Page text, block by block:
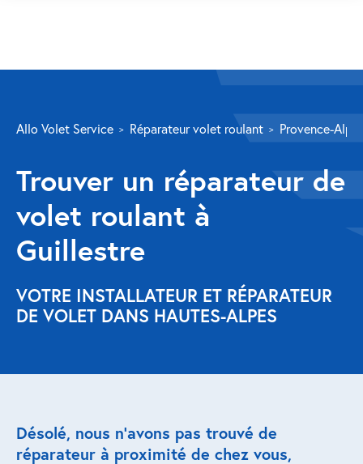
Volet roulant
Réparation
Volet roulant Velux
Au-delà de la fenêtre
Réparation store banne
Réparation portail
Modernisation et domotique
Allo Volet Service Réparateur volet roulant Provence-
Trouver un réparateur de
volet roulant à
Guillestre
VOTRE INSTALLATEUR ET RÉPARATEUR
DE VOLET DANS HAUTES-ALPES
Désolé, nous n’avons pas trouvé de
réparateur à proximité de chez vous,